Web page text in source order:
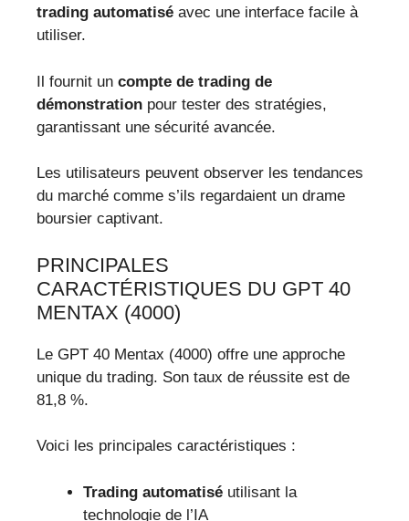
trading automatisé avec une interface facile à
utiliser.
Il fournit un compte de trading de
démonstration pour tester des stratégies,
garantissant une sécurité avancée.
Les utilisateurs peuvent observer les tendances
du marché comme s’ils regardaient un drame
boursier captivant.
PRINCIPALES
CARACTÉRISTIQUES DU GPT 40
MENTAX (4000)
Le GPT 40 Mentax (4000) offre une approche
unique du trading. Son taux de réussite est de
81,8 %.
Voici les principales caractéristiques :
Trading automatisé utilisant la
technologie de l’IA